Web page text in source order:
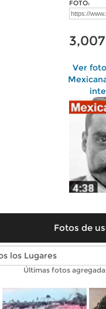
FOTO:
3,007
Ver
Fotos de
Últimas fotos